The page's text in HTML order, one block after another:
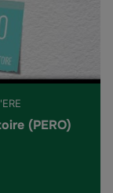
(PERO)